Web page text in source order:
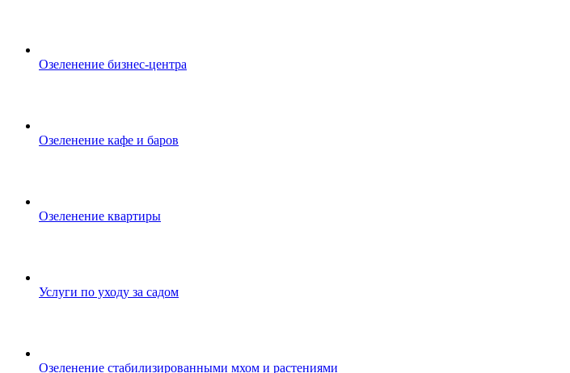
Озеленение бизнес-центра
Озеленение кафе и баров
Озеленение квартиры
Услуги по уходу за садом
Озеленение стабилизированными мхом и растениями